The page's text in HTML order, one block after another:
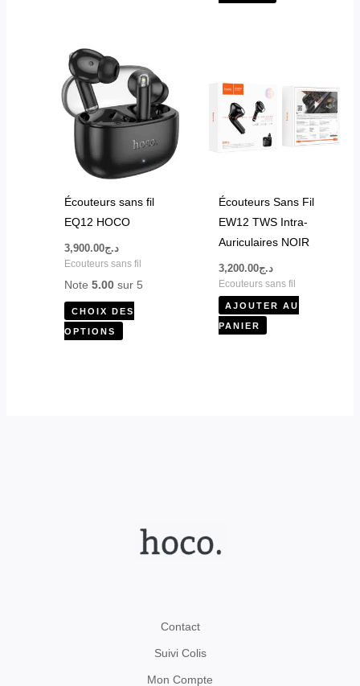
Écouteurs sans fil
EQ12 HOCO
د.ج3,900.00
Ecouteurs sans fil
Note5.00 sur 5
CHOIX DES
OPTIONS
produit
plusieurs
Les
options
du
Écouteurs Sans Fil
EW12 TWS Intra-
Auriculaires NOIR
د.ج3,200.00
Ecouteurs sans fil
AJOUTER AU
PANIER
Contact
Suivi Colis
Mon Compte